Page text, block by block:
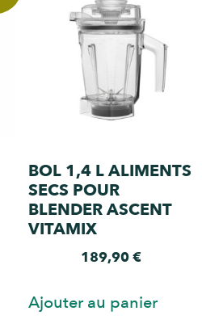
BOL 1,4 L ALIMENTS
SECS POUR
BLENDER ASCENT
VITAMIX
189,90€
Ajouter au panier